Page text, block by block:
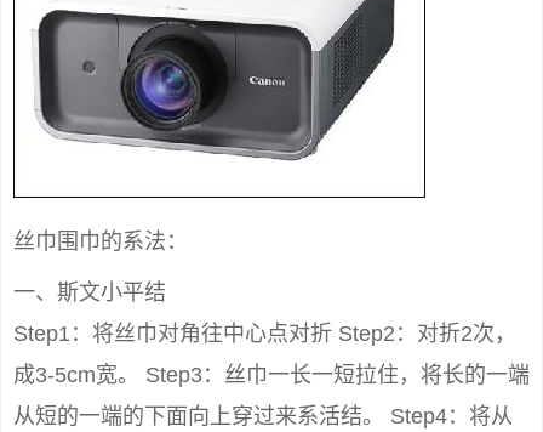
丝巾围巾的系法：
一、斯文小平结
Step1：将丝巾对角往中心点对折 Step2：对折2次，
成3-5cm宽。 Step3：丝巾一长一短拉住，将长的一端
从短的一端的下面向上穿过来系活结。 Step4：将从